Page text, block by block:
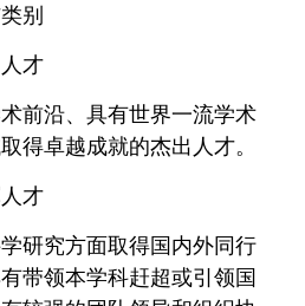
别
才
前沿、具有世界一流学术
得卓越成就的杰出人才。
才
研究方面取得国内外同行
带领本学科赶超或引领国